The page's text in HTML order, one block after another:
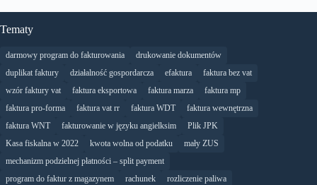
Tematy
darmowy program do fakturowania
drukowanie dokumentów
duplikat faktury
działalność gospordarcza efaktura
faktura bez vat
wzór faktury vat
faktura eksportowa faktura marza
faktura mp
faktura pro-forma
faktura vat rr faktura WDT
faktura wewnętrzna
faktura WNT
fakturowanie w języku angielksim
Plik JPK
Kasa fiskalna w 2022
kwota wolna od podatku
mały ZUS
mechanizm podzielnej płatności – split payment
program do faktur z magazynem
rachunek
rozliczenie paliwa